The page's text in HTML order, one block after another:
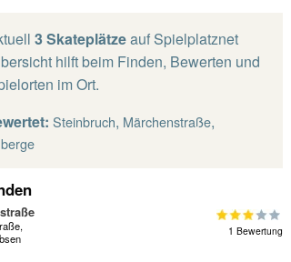
3 Skateplätzeauf Spielplatznet
hilft beim Finden, Bewerten und
im Ort.
Steinbruch, Märchenstraße,
1 Bewertung